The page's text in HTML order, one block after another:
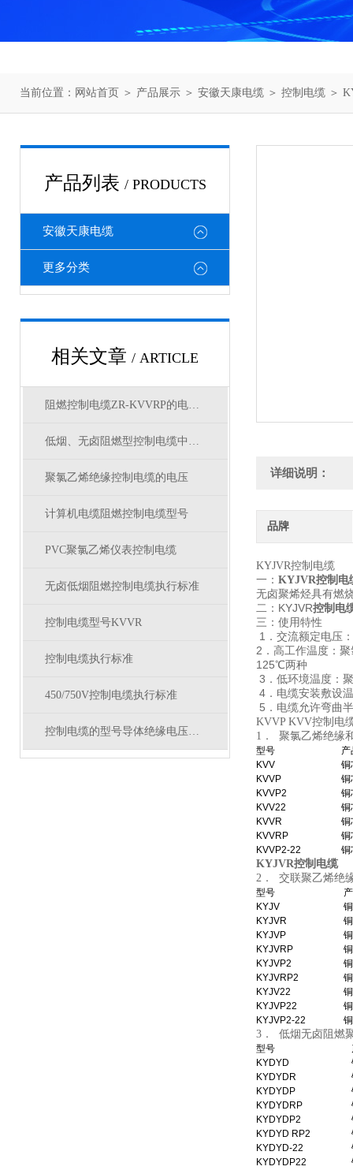
当前位置： 网站首页 ＞ 产品展示 ＞ 安徽天康电缆 ＞ 控制电缆 ＞
产品列表 / PRODUCTS
安徽天康电缆
更多分类
相关文章 / ARTICLE
阻燃控制电缆ZR-KVVRP的电压等级
低烟、无卤阻燃型控制电缆中英文选型对照
聚氯乙烯绝缘控制电缆的电压
计算机电缆阻燃控制电缆型号
PVC聚氯乙烯仪表控制电缆
无卤低烟阻燃控制电缆执行标准
控制电缆型号KVVR
控制电缆执行标准
450/750V控制电缆执行标准
控制电缆的型号导体绝缘电压及电气性能
详细说明：
品牌
KYJVR控制电缆
一： KYJVR控制电
无卤聚烯烃具有燃
二：KYJVR控制电
三：使用特性
1．交流额定电
2．高工作温度
125℃两种
3．低环境温度：
4．电缆安装敷
5．电缆允许弯曲
KVVP KVV控制电
1． 聚氯乙烯绝缘
型号
产
KVV
铜
KVVP
铜
KVVP2
铜
KVV22
铜
KVVR
铜
KVVRP
铜
KVVP2-22
铜
KYJVR控制电缆
2． 交联聚乙烯绝
型号
KYJV
KYJVR
KYJVP
KYJVRP
KYJVP2
KYJVRP2
KYJV22
KYJVP22
KYJVP2-22
3． 低烟无卤阻燃
型号
KYDYD
KYDYDR
KYDYDP
KYDYDRP
KYDYDP2
KYDYD RP2
KYDYD-22
KYDYDP22